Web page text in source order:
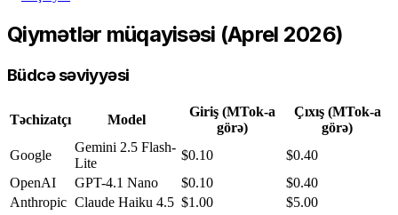
Qiymətlər müqayisəsi (Aprel 2026)
Büdcə səviyyəsi
Təchizatçı Model
Giriş (MTok-a
görə)
Çıxış (MTok-a
görə)
Google
Gemini 2.5 Flash-
Lite
$0.10
$0.40
OpenAI
GPT-4.1 Nano $0.10
$0.40
Anthropic Claude Haiku 4.5 $1.00 $5.00